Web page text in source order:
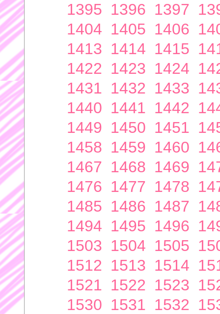
1395 1396 1397
1404 1405 1406
1413 1414 1415
1422 1423 1424
1431 1432 1433
1440 1441 1442
1449 1450 1451
1458 1459 1460
1467 1468 1469
1476 1477 1478
1485 1486 1487
1494 1495 1496
1503 1504 1505
1512 1513 1514
1521 1522 1523
1530 1531 1532